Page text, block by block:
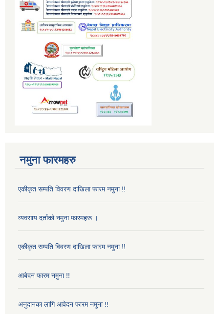
नमुना फारमहरु
एकीकृत सम्पति विवरण दाखिला फारम नमुना !!
व्यवसाय दर्ताको नमुना फारमहरू ।
एकीकृत सम्पति विवरण दाखिला फारम नमुना !!
आबेदन फारम नमुना !!
अनुदानका लागि आवेदन फारम नमुना !!